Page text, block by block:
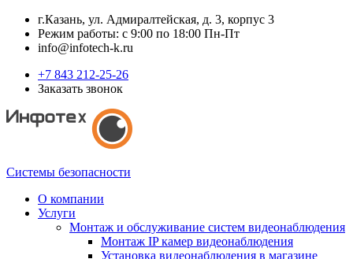
г.Казань, ул. Адмиралтейская, д. 3, корпус 3
Режим работы: с 9:00 по 18:00 Пн-Пт
info@infotech-k.ru
+7 843 212-25-26
Заказать звонок
Системы безопасности
О компании
Услуги
Монтаж и обслуживание систем видеонаблюдения
Монтаж IP камер видеонаблюдения
Установка видеонаблюдения в магазине